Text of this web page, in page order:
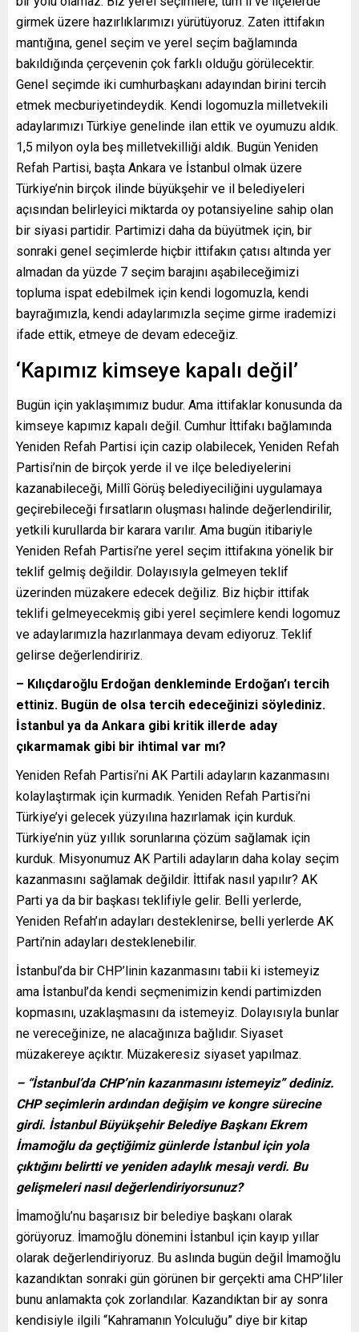
girmek üzere hazırlıklarımızı yürütüyoruz. Zaten ittifakın
mantığına, genel seçim ve yerel seçim bağlamında
bakıldığında çerçevenin çok farklı olduğu görülecektir.
Genel seçimde iki cumhurbaşkanı adayından birini tercih
etmek mecburiyetindeydik. Kendi logomuzla milletvekili
adaylarımızı Türkiye genelinde ilan ettik ve oyumuzu aldık.
1,5 milyon oyla beş milletvekilliği aldık. Bugün Yeniden
Refah Partisi, başta Ankara ve İstanbul olmak üzere
Türkiye’nin birçok ilinde büyükşehir ve il belediyeleri
açısından belirleyici miktarda oy potansiyeline sahip olan
bir siyasi partidir. Partimizi daha da büyütmek için, bir
sonraki genel seçimlerde hiçbir ittifakın çatısı altında yer
almadan da yüzde 7 seçim barajını aşabileceğimizi
topluma ispat edebilmek için kendi logomuzla, kendi
bayrağımızla, kendi adaylarımızla seçime girme irademizi
ifade ettik, etmeye de devam edeceğiz.
‘Kapımız kimseye kapalı değil’
Bugün için yaklaşımımız budur. Ama ittifaklar konusunda da
kimseye kapımız kapalı değil. Cumhur İttifakı bağlamında
Yeniden Refah Partisi için cazip olabilecek, Yeniden Refah
Partisi’nin de birçok yerde il ve ilçe belediyelerini
kazanabileceği, Millî Görüş belediyeciliğini uygulamaya
geçirebileceği fırsatların oluşması halinde değerlendirilir,
yetkili kurullarda bir karara varılır. Ama bugün itibariyle
Yeniden Refah Partisi’ne yerel seçim ittifakına yönelik bir
teklif gelmiş değildir. Dolayısıyla gelmeyen teklif
üzerinden müzakere edecek değiliz. Biz hiçbir ittifak
teklifi gelmeyecekmiş gibi yerel seçimlere kendi logomuz
ve adaylarımızla hazırlanmaya devam ediyoruz. Teklif
gelirse değerlendiririz.
– Kılıçdaroğlu Erdoğan denkleminde Erdoğan’ı tercih
ettiniz. Bugün de olsa tercih edeceğinizi söylediniz.
İstanbul ya da Ankara gibi kritik illerde aday
çıkarmamak gibi bir ihtimal var mı?
Yeniden Refah Partisi’ni AK Partili adayların kazanmasını
kolaylaştırmak için kurmadık. Yeniden Refah Partisi’ni
Türkiye’yi gelecek yüzyılına hazırlamak için kurduk.
Türkiye’nin yüz yıllık sorunlarına çözüm sağlamak için
kurduk. Misyonumuz AK Partili adayların daha kolay seçim
kazanmasını sağlamak değildir. İttifak nasıl yapılır? AK
Parti ya da bir başkası teklifiyle gelir. Belli yerlerde,
Yeniden Refah’ın adayları desteklenirse, belli yerlerde AK
Parti’nin adayları desteklenebilir.
İstanbul’da bir CHP’linin kazanmasını tabii ki istemeyiz
ama İstanbul’da kendi seçmenimizin kendi partimizden
kopmasını, uzaklaşmasını da istemeyiz. Dolayısıyla bunlar
ne vereceğinize, ne alacağınıza bağlıdır. Siyaset
müzakereye açıktır. Müzakeresiz siyaset yapılmaz.
– “İstanbul’da CHP’nin kazanmasını istemeyiz” dediniz.
CHP seçimlerin ardından değişim ve kongre sürecine
girdi. İstanbul Büyükşehir Belediye Başkanı Ekrem
İmamoğlu da geçtiğimiz günlerde İstanbul için yola
çıktığını belirtti ve yeniden adaylık mesajı verdi. Bu
gelişmeleri nasıl değerlendiriyorsunuz?
İmamoğlu’nu başarısız bir belediye başkanı olarak
görüyoruz. İmamoğlu dönemini İstanbul için kayıp yıllar
olarak değerlendiriyoruz. Bu aslında bugün değil İmamoğlu
kazandıktan sonraki gün görünen bir gerçekti ama CHP’liler
bunu anlamakta çok zorlandılar. Kazandıktan bir ay sonra
kendisiyle ilgili “Kahramanın Yolculuğu” diye bir kitap